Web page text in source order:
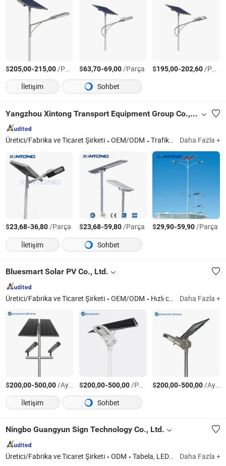
$205,00-215,00/Parça $63,70-69,00/Parça $195,00-202,60/Parça
İletişim
Sohbet
Yangzhou Xintong Transport Equipment Group Co., Ltd.
Üretici/Fabrika ve Ticaret Şirketi OEM/ODM Trafik Ekipmanları Daha Fazla +
$23,68-36,80/Parça $23,68-59,80/Parça $29,90-59,90/Parça
İletişim
Sohbet
Bluesmart Solar PV Co., Ltd.
Üretici/Fabrika ve Ticaret Şirketi OEM/ODM Hızlı cevap Daha Fazla +
$200,00-500,00/Ayarla $200,00-500,00/Parça $200,00-500,00/Ayarla
İletişim
Sohbet
Ningbo Guangyun Sign Technology Co., Ltd.
Üretici/Fabrika ve Ticaret Şirketi ODM Tabela, LED Tabela, Özelleştirilmiş Metal Tabela Daha Fazla +